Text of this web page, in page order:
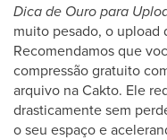
Dica de Ouro para
muito pesado, o upload
Recomendamos que
compressão gratuito
arquivo na Cakto. Ele
drasticamente sem
o seu espaço e